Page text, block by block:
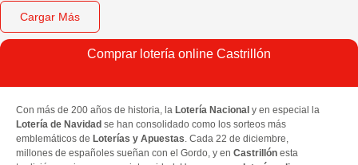
Cargar Más
Comprar lotería online Castrillón
Con más de 200 años de historia, la Lotería Nacional y en especial la
Lotería de Navidad se han consolidado como los sorteos más
emblemáticos de Loterías y Apuestas. Cada 22 de diciembre,
millones de españoles sueñan con el Gordo, y en Castrillón esta